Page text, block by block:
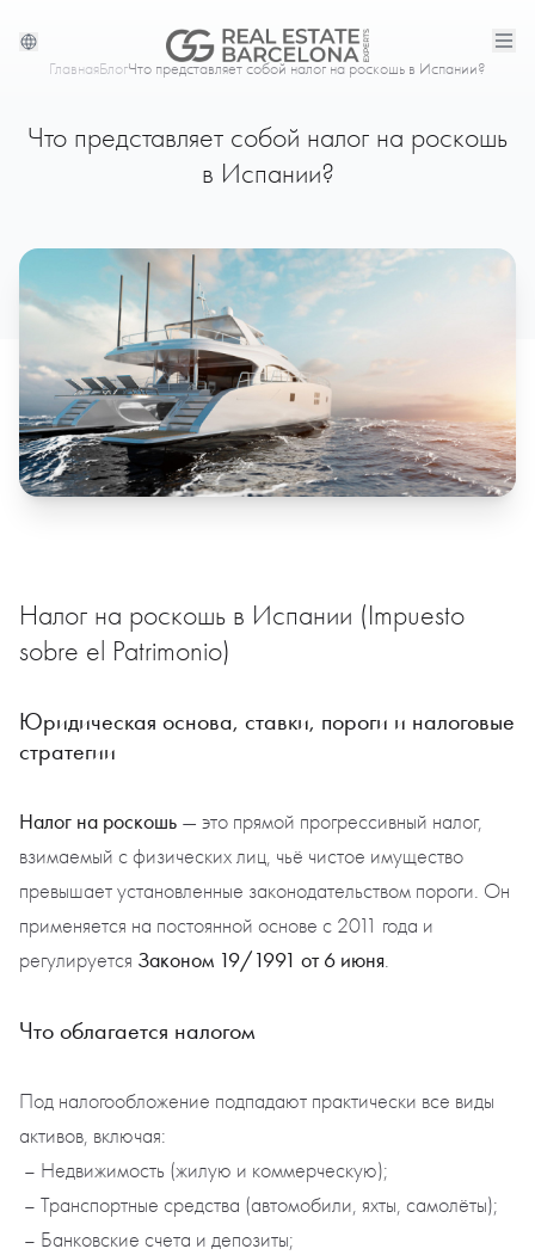
ГлавнаяБлогЧто представляет собой налог на роскошь в Испании?
Что представляет собой налог на роскошь
в Испании?
Налог на роскошь в Испании (Impuesto
sobre el Patrimonio)
Юридическая основа, ставки, пороги и налоговые
стратегии
Налог на роскошь — это прямой прогрессивный налог,
взимаемый с физических лиц, чьё чистое имущество
превышает установленные законодательством пороги. Он
применяется на постоянной основе с 2011 года и
регулируется Законом 19/1991 от 6 июня.
Что облагается налогом
Под налогообложение подпадают практически все виды
активов, включая:
– Недвижимость (жилую и коммерческую);
– Транспортные средства (автомобили, яхты, самолёты);
– Банковские счета и депозиты;